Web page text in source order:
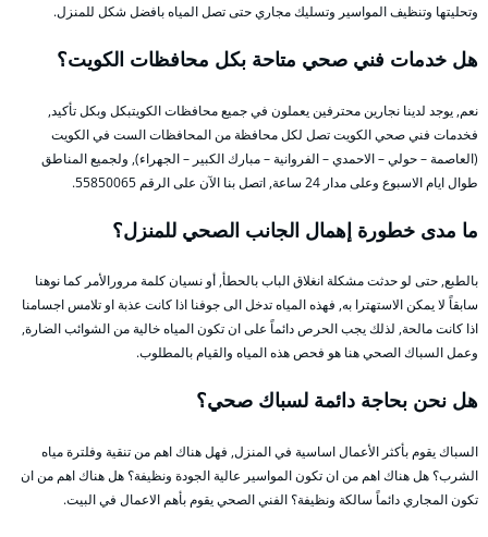
وتحليتها وتنظيف المواسير وتسليك مجاري حتى تصل المياه بافضل شكل للمنزل.
هل خدمات فني صحي متاحة بكل محافظات الكويت؟
نعم, يوجد لدينا نجارين محترفين يعملون في جميع محافظات الكويتبكل وبكل تأكيد,
فخدمات فني صحي الكويت تصل لكل محافظة من المحافظات الست في الكويت
(العاصمة – حولي – الاحمدي – الفروانية – مبارك الكبير – الجهراء), ولجميع المناطق
طوال ايام الاسبوع وعلى مدار 24 ساعة, اتصل بنا الآن على الرقم 55850065.
ما مدى خطورة إهمال الجانب الصحي للمنزل؟
بالطبع, حتى لو حدثت مشكلة انغلاق الباب بالحطأ, أو نسيان كلمة مرورالأمر كما نوهنا
سابقاً لا يمكن الاستهترا به, فهذه المياه تدخل الى جوفنا اذا كانت عذبة او تلامس اجسامنا
اذا كانت مالحة, لذلك يجب الحرص دائماً على ان تكون المياه خالية من الشوائب الضارة,
وعمل السباك الصحي هنا هو فحص هذه المياه والقيام بالمطلوب.
هل نحن بحاجة دائمة لسباك صحي؟
السباك يقوم بأكثر الأعمال اساسية في المنزل, فهل هناك اهم من تنقية وفلترة مياه
الشرب؟ هل هناك اهم من ان تكون المواسير عالية الجودة ونظيفة؟ هل هناك اهم من ان
تكون المجاري دائماً سالكة ونظيفة؟ الفني الصحي يقوم بأهم الاعمال في البيت.